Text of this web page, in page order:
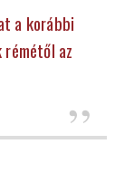
a korábbi
az